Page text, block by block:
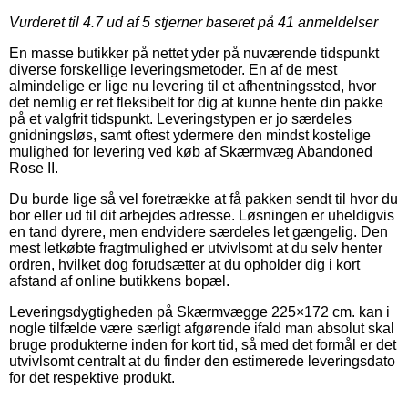
Vurderet til 4.7ud af 5 stjerner baseret på 41 anmeldelser
En masse butikker på nettet yder på nuværende tidspunkt
diverse forskellige leveringsmetoder. En af de mest
almindelige er lige nu levering til et afhentningssted, hvor
det nemlig er ret fleksibelt for dig at kunne hente din pakke
på et valgfrit tidspunkt. Leveringstypen er jo særdeles
gnidningsløs, samt oftest ydermere den mindst kostelige
mulighed for levering ved køb af Skærmvæg Abandoned
Rose II.
Du burde lige så vel foretrække at få pakken sendt til hvor du
bor eller ud til dit arbejdes adresse. Løsningen er uheldigvis
en tand dyrere, men endvidere særdeles let gængelig. Den
mest letkøbte fragtmulighed er utvivlsomt at du selv henter
ordren, hvilket dog forudsætter at du opholder dig i kort
afstand af online butikkens bopæl.
Leveringsdygtigheden på Skærmvægge 225×172 cm. kan i
nogle tilfælde være særligt afgørende ifald man absolut skal
bruge produkterne inden for kort tid, så med det formål er det
utvivlsomt centralt at du finder den estimerede leveringsdato
for det respektive produkt.